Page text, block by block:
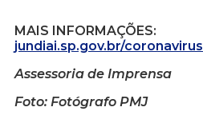
MAIS INFORMAÇÕES:
jundiai.sp.gov.br/coronavirus
Assessoria de Imprensa
Foto: Fotógrafo PMJ